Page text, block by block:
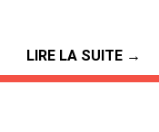
LIRE LA SUITE →